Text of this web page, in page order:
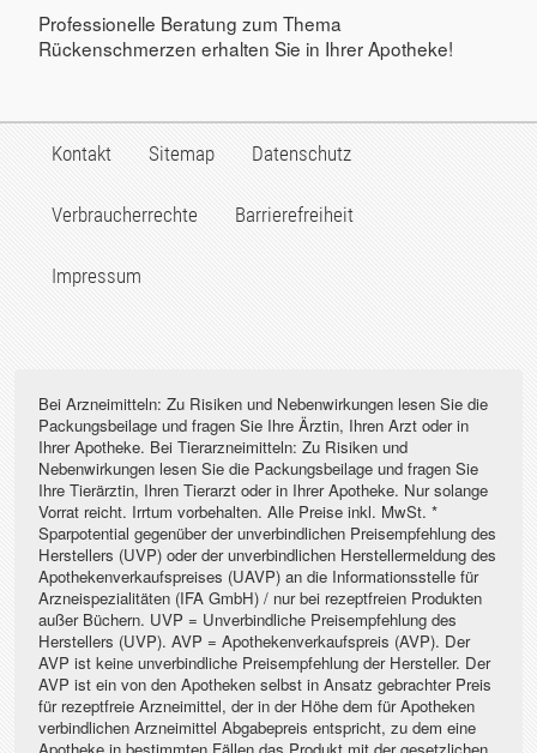
Professionelle Beratung zum Thema
Rückenschmerzen erhalten Sie in Ihrer Apotheke!
Kontakt Sitemap Datenschutz
Verbraucherrechte Barrierefreiheit
Impressum
Bei Arzneimitteln: Zu Risiken und Nebenwirkungen lesen Sie die
Packungsbeilage und fragen Sie Ihre Ärztin, Ihren Arzt oder in
Ihrer Apotheke. Bei Tierarzneimitteln: Zu Risiken und
Nebenwirkungen lesen Sie die Packungsbeilage und fragen Sie
Ihre Tierärztin, Ihren Tierarzt oder in Ihrer Apotheke. Nur solange
Vorrat reicht. Irrtum vorbehalten. Alle Preise inkl. MwSt. *
Sparpotential gegenüber der unverbindlichen Preisempfehlung des
Herstellers (UVP) oder der unverbindlichen Herstellermeldung des
Apothekenverkaufspreises (UAVP) an die Informationsstelle für
Arzneispezialitäten (IFA GmbH) / nur bei rezeptfreien Produkten
außer Büchern. UVP = Unverbindliche Preisempfehlung des
Herstellers (UVP). AVP = Apothekenverkaufspreis (AVP). Der
AVP ist keine unverbindliche Preisempfehlung der Hersteller. Der
AVP ist ein von den Apotheken selbst in Ansatz gebrachter Preis
für rezeptfreie Arzneimittel, der in der Höhe dem für Apotheken
verbindlichen Arzneimittel Abgabepreis entspricht, zu dem eine